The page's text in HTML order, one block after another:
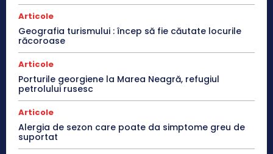
Articole
Geografia turismului : încep să fie căutate locurile
răcoroase
Articole
Porturile georgiene la Marea Neagră, refugiul
petrolului rusesc
Articole
Alergia de sezon care poate da simptome greu de
suportat